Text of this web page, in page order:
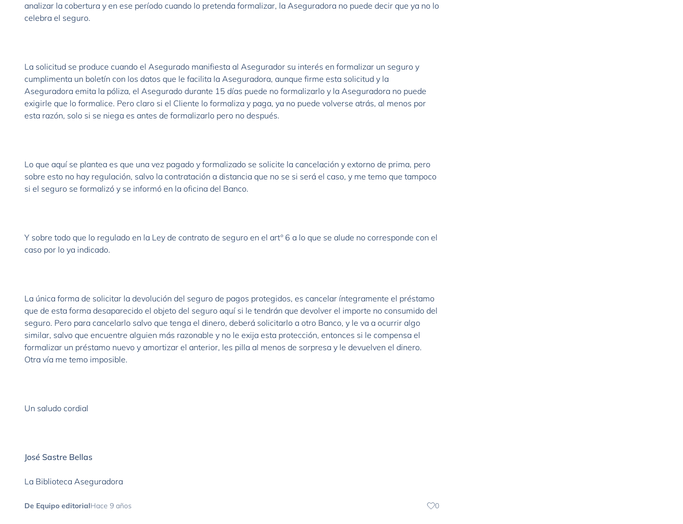
analizar la cobertura y en ese período cuando lo pretenda formalizar, la Aseguradora no puede decir que ya no lo
celebra el seguro.
La solicitud se produce cuando el Asegurado manifiesta al Asegurador su interés en formalizar un seguro y
cumplimenta un boletín con los datos que le facilita la Aseguradora, aunque firme esta solicitud y la
Aseguradora emita la póliza, el Asegurado durante 15 días puede no formalizarlo y la Aseguradora no puede
exigirle que lo formalice. Pero claro si el Cliente lo formaliza y paga, ya no puede volverse atrás, al menos por
esta razón, solo si se niega es antes de formalizarlo pero no después.
Lo que aquí se plantea es que una vez pagado y formalizado se solicite la cancelación y extorno de prima, pero
sobre esto no hay regulación, salvo la contratación a distancia que no se si será el caso, y me temo que tampoco
si el seguro se formalizó y se informó en la oficina del Banco.
Y sobre todo que lo regulado en la Ley de contrato de seguro en el artº 6 a lo que se alude no corresponde con el
caso por lo ya indicado.
La única forma de solicitar la devolución del seguro de pagos protegidos, es cancelar íntegramente el préstamo
que de esta forma desaparecido el objeto del seguro aquí si le tendrán que devolver el importe no consumido del
seguro. Pero para cancelarlo salvo que tenga el dinero, deberá solicitarlo a otro Banco, y le va a ocurrir algo
similar, salvo que encuentre alguien más razonable y no le exija esta protección, entonces si le compensa el
formalizar un préstamo nuevo y amortizar el anterior, les pilla al menos de sorpresa y le devuelven el dinero.
Otra vía me temo imposible.
Un saludo cordial
José Sastre Bellas
La Biblioteca Aseguradora
De Equipo editorialHace 9 años 0